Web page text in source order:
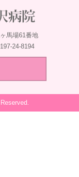
馬場61番地
24-8194